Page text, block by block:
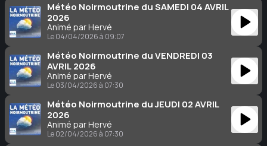
Météo Noirmoutrine du SAMEDI 04 AVRIL
2026
Animé par Hervé
Le 04/04/2026 à 09:07
Météo Noirmoutrine du VENDREDI 03
AVRIL 2026
Animé par Hervé
Le 03/04/2026 à 07:30
Météo Noirmoutrine du JEUDI 02 AVRIL
2026
Animé par Hervé
Le 02/04/2026 à 07:30